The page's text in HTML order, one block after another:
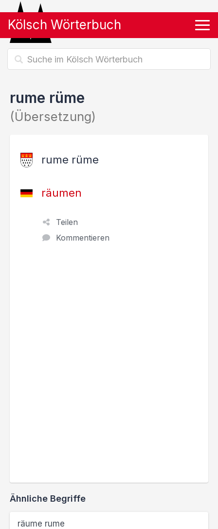
Kölsch Wörterbuch
rume rüme
(Übersetzung)
rume rüme
räumen
Teilen
Kommentieren
Ähnliche Begriffe
räume rume